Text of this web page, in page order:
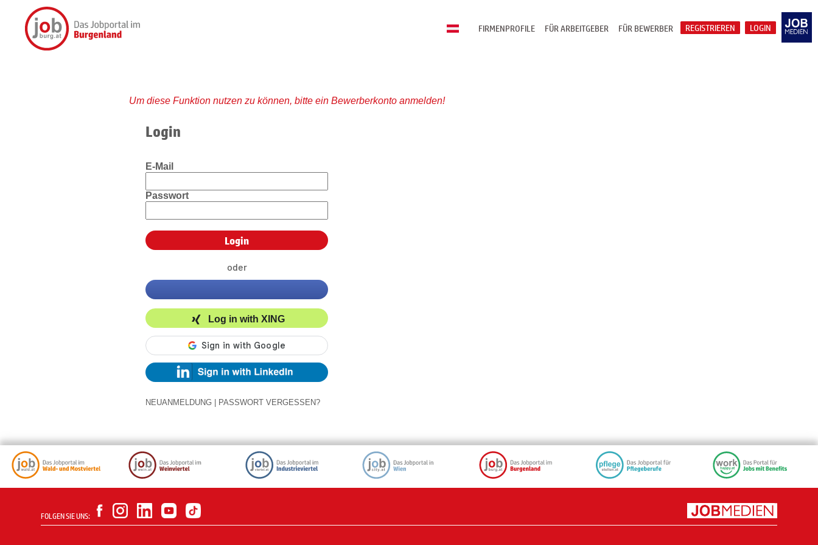
LOGIN
REGISTRIEREN
FÜR BEWERBER
FÜR ARBEITGEBER
FIRMENPROFILE
Um diese Funktion nutzen zu können, bitte ein Bewerberkonto anmelden!
Login
E-Mail
Passwort
oder
Log in with XING
NEUANMELDUNG PASSWORT VERGESSEN?
FOLGEN SIE UNS: